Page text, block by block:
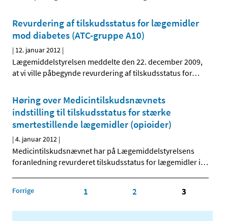
Revurdering af tilskudsstatus for lægemidler
mod diabetes (ATC-gruppe A10)
| 12. januar 2012 |
Lægemiddelstyrelsen meddelte den 22. december 2009,
at vi ville påbegynde revurdering af tilskudsstatus for…
Høring over Medicintilskudsnævnets
indstilling til tilskudsstatus for stærke
smertestillende lægemidler (opioider)
|4. januar 2012 |
Medicintilskudsnævnet har på Lægemiddelstyrelsens
foranledning revurderet tilskudsstatus for lægemidler i…
Forrige 1 2 3